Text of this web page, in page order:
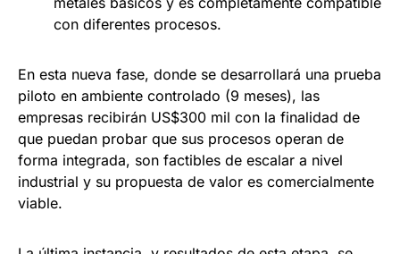
con diferentes procesos.
En esta nueva fase, donde se desarrollará una prueba
piloto en ambiente controlado (9 meses), las
empresas recibirán US$300 mil con la finalidad de
que puedan probar que sus procesos operan de
forma integrada, son factibles de escalar a nivel
industrial y su propuesta de valor es comercialmente
viable.